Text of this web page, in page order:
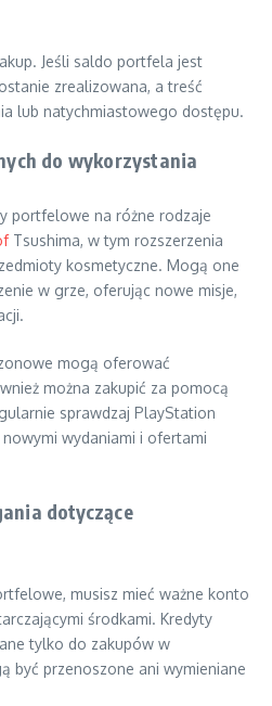
Jeśli saldo portfela jest
zrealizowana, a treść
lub natychmiastowego dostępu.
do wykorzystania
portfelowe na różne rodzaje
Tsushima, w tym rozszerzenia
kosmetyczne. Mogą one
w grze, oferując nowe misje,
mogą oferować
można zakupić za pomocą
sprawdzaj PlayStation
wydaniami i ofertami
dotyczące
musisz mieć ważne konto
środkami. Kredyty
tylko do zakupów w
być przenoszone ani wymieniane